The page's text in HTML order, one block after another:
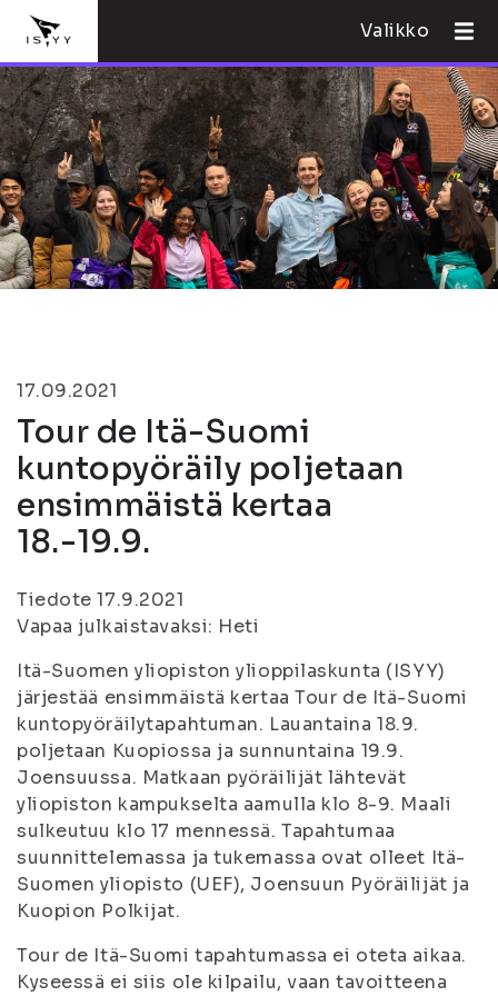
Valikko
17.09.2021
Tour de Itä-Suomi
kuntopyöräily poljetaan
ensimmäistä kertaa
18.-19.9.
Tiedote 17.9.2021
Vapaa julkaistavaksi: Heti
Itä-Suomen yliopiston ylioppilaskunta (ISYY)
järjestää ensimmäistä kertaa Tour de Itä-Suomi
kuntopyöräilytapahtuman. Lauantaina 18.9.
poljetaan Kuopiossa ja sunnuntaina 19.9.
Joensuussa. Matkaan pyöräilijät lähtevät
yliopiston kampukselta aamulla klo 8-9. Maali
sulkeutuu klo 17 mennessä. Tapahtumaa
suunnittelemassa ja tukemassa ovat olleet Itä-
Suomen yliopisto (UEF), Joensuun Pyöräilijät ja
Kuopion Polkijat.
Tour de Itä-Suomi tapahtumassa ei oteta aikaa.
Kyseessä ei siis ole kilpailu, vaan tavoitteena